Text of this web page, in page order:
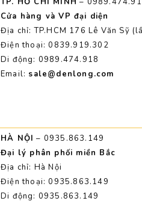
Cửa hàng và VP đại diện
Địa chỉ: TP.HCM 176 Lê Văn Sỹ
Điện thoại: 0839.919.302
Di động: 0989.474.918
Email: sale@denlong.com
HÀ NỘI – 0935.863.149
Đại lý phân phối miền Bắc
Địa chỉ: Hà Nội
Điện thoại: 0935.863.149
Di động: 0935.863.149